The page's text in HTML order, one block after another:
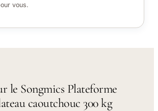
vous.
le Songmics Plateforme
caoutchouc 300 kg